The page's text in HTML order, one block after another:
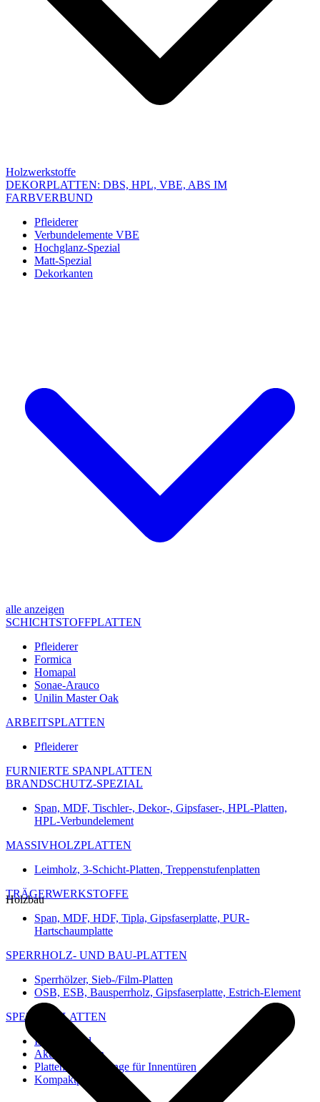
Holzwerkstoffe
DEKORPLATTEN: DBS, HPL, VBE, ABS IM
FARBVERBUND
Pfleiderer
Verbundelemente VBE
Hochglanz-Spezial
Matt-Spezial
Dekorkanten
alle anzeigen
SCHICHTSTOFFPLATTEN
Pfleiderer
Formica
Homapal
Sonae-Arauco
Unilin Master Oak
ARBEITSPLATTEN
Pfleiderer
FURNIERTE SPANPLATTEN
BRANDSCHUTZ-SPEZIAL
Span, MDF, Tischler-, Dekor-, Gipsfaser-, HPL-Platten,
HPL-Verbundelement
MASSIVHOLZPLATTEN
Leimholz, 3-Schicht-Platten, Treppenstufenplatten
TRÄGERWERKSTOFFE
Span, MDF, HDF, Tipla, Gipsfaserplatte, PUR-
Hartschaumplatte
SPERRHOLZ- UND BAU-PLATTEN
Sperrhölzer, Sieb-/Film-Platten
OSB, ESB, Bausperrholz, Gipsfaserplatte, Estrich-Element
SPEZIAL-PLATTEN
Imi-Verbund
Akustik-Platten
Platten und Rohlinge für Innentüren
Kompaktplatten
Holzbau